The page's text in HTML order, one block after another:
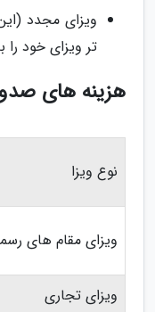
ویزای مجدد
تر ویزای خود
هزینه های
نوع ویزا
ویزای مقام های
ویزای تجاری